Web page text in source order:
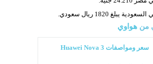
يبلغ 1820 ريال سعودي.
من هواوي
سعر ومواصفات Huawei Nova 3